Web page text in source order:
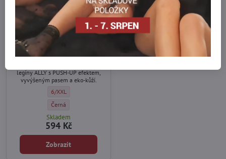
30%
Dámské legíny ALLY 200
DEN BasBleu
legíny ALLY s PUSH-UP efektem,
vyvýšeným pasem a eko-kůží.
Dámské legíny ALLY 200 DEN BasBleu - Velikost:
6/XXL
Dámské legíny ALLY 200 DEN BasBleu - Barva:
Černá
Skladem
594 Kč
Zobrazit